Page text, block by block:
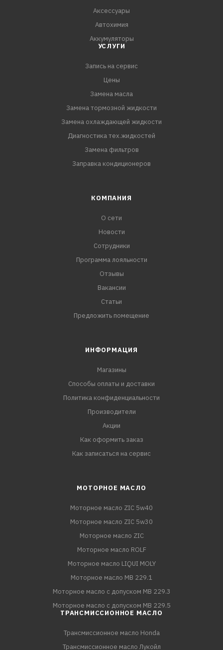
Аксессуары
Автохимия
Аккумуляторы
УСЛУГИ
Запись на сервис
Цены
Замена масла
Замена тормозной жидкости
Замена охлаждающей жидкости
Диагностика тех.жидкостей
Замена фильтров
Заправка кондиционеров
КОМПАНИЯ
О сети
Новости
Сотрудники
Программа лояльности
Отзывы
Вакансии
Статьи
Предложить помещение
ИНФОРМАЦИЯ
Магазины
Способы оплаты и доставки
Политика конфиденциальности
Производители
Акции
Как оформить заказ
Как записаться на сервис
МОТОРНОЕ МАСЛО
Моторное масло ZIC 5w40
Моторное масло ZIC 5w30
Моторное масло ZIC
Моторное масло ROLF
Моторное масло LIQUI MOLY
Моторное масло MB 229.1
Моторное масло с допуском MB 229.3
Моторное масло с допуском MB 229.5
ТРАНСМИССИОННОЕ МАСЛО
Трансмиссионное масло Honda
Трансмиссионное масло Лукойл